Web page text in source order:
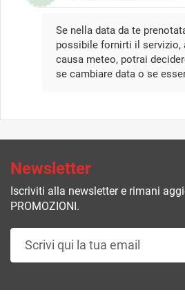
Se nella data da te
possibile fornirti il servizio,
causa meteo, potrai
se cambiare data o se
Newsletter
Iscriviti alla newsletter e rimani
PROMOZIONI.